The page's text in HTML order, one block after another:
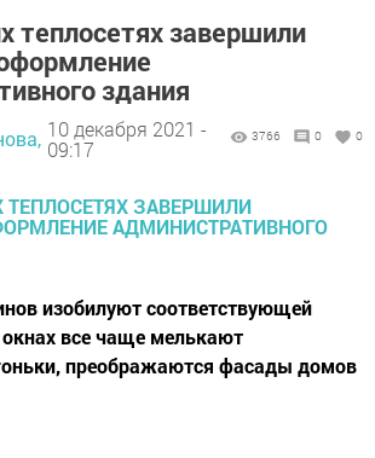
теплосетях завершили
здания
10 декабря 2021 -
09:17
3766 0 0
изобилуют соответствующей
окнах все чаще мелькают
преображаются фасады домов